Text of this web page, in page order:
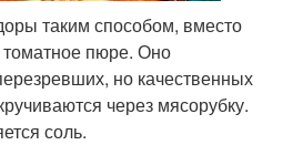
таким способом, вместо
томатное пюре. Оно
но качественных
через мясорубку.
соль.